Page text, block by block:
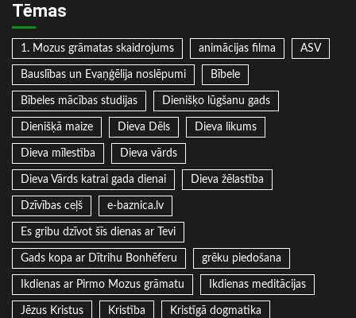
Tēmas
1. Mozus grāmatas skaidrojums animācijas filma ASV
Bauslības un Evaņģēlija noslēpumi Bībele
Bībeles mācības studijas Dienišķo lūgšanu gads
Dienišķā maize Dieva Dēls Dieva likums
Dieva mīlestība Dieva vārds
Dieva Vārds katrai gada dienai Dieva žēlastība
Dzīvības ceļš e-baznica.lv
Es gribu dzīvot šīs dienas ar Tevi
Gads kopa ar Dītrihu Bonhēferu grēku piedošana
Ikdienas ar Pirmo Mozus grāmatu Ikdienas meditācijas
Jēzus Kristus Kristība Kristīgā dogmatika